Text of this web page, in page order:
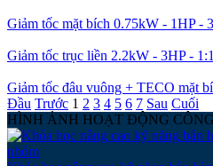
Giảm tốc mặt bích 0.75kW - 1HP -
Giảm tốc trục liền 2.2kW - 3HP -
Giảm tốc đâu vuông + TECO mặt
Đầu Trước 1 2 3 4 5 6 7 Sau Cuối
HÌNH ẢNH HOẠT ĐỘNG